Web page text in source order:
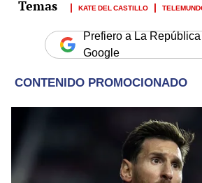
KATE DEL CASTILLO
Prefiero a La
Google